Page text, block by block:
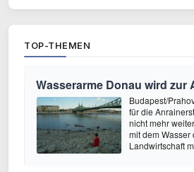
TOP-THEMEN
Wasserarme Donau wird
Budapest/
für die
nicht mehr
mit dem
Landwirtschaft